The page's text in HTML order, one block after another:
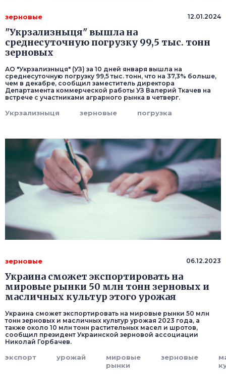
зерновые 12.01.2024
"Укрзализныця" вышла на
среднесуточную погрузку 99,5 тыс. тонн
зерновых
АО "Укрзализныця" (УЗ) за 10 дней января вышла на
среднесуточную погрузку 99,5 тыс. тонн, что на 37,3% больше,
чем в декабре, сообщил заместитель директора
Департамента коммерческой работы УЗ Валерий Ткачев на
встрече с участниками аграрного рынка в четверг.
Укрзализныця зерновые погрузка
зерновые 06.12.2023
Украина сможет экспортировать на
мировые рынки 50 млн тонн зерновых и
масличных культур этого урожая
Украина сможет экспортировать на мировые рынки 50 млн
тонн зерновых и масличных культур урожая 2023 года, а
также около 10 млн тонн растительных масел и шротов,
сообщил президент Украинской зерновой ассоциации
Николай Горбачев.
экспорт урожай
мировые
рынки
зерновые